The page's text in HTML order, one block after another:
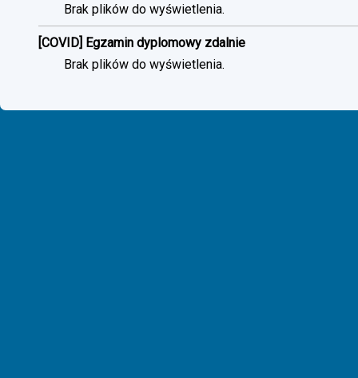
Brak plików do wyświetlenia.
[COVID] Egzamin dyplomowy zdalnie
Brak plików do wyświetlenia.